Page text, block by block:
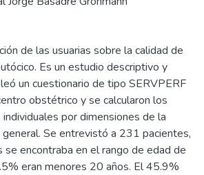
de las usuarias sobre la calidad de
Es un estudio descriptivo y
un cuestionario de tipo SERVPERF
obstétrico y se calcularon los
por dimensiones de la
Se entrevistó a 231 pacientes,
encontraba en el rango de edad de
eran menores 20 años. El 45.9%